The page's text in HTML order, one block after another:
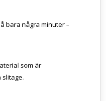
bara några minuter –
som är